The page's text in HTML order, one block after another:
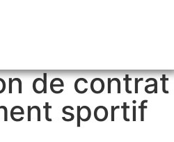
de contrat
sportif